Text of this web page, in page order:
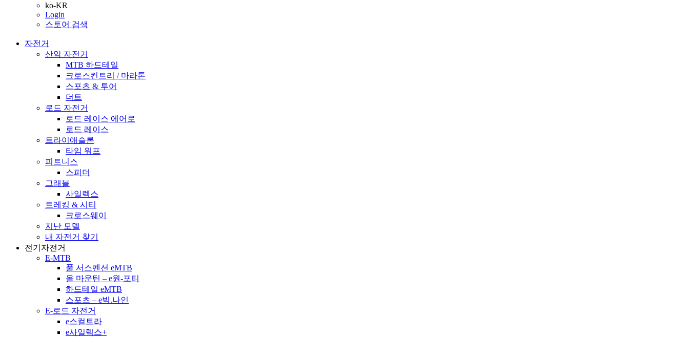
ko-KR
Login
스토어 검색
자전거
산악 자전거
MTB 하드테일
크로스컨트리 / 마라톤
스포츠 & 투어
더트
로드 자전거
로드 레이스 에어로
로드 레이스
트라이애슬론
타임 워프
피트니스
스피더
그래블
사일렉스
트레킹 & 시티
크로스웨이
지난 모델
내 자전거 찾기
전기자전거
E-MTB
풀 서스펜션 eMTB
올 마운틴 – e원-포티
하드테일 eMTB
스포츠 – e빅.나인
E-로드 자전거
e스컬트라
e사일렉스+